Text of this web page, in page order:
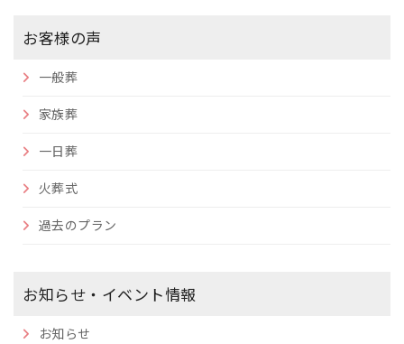
お客様の声
一般葬
家族葬
一日葬
火葬式
過去のプラン
お知らせ・イベント情報
お知らせ